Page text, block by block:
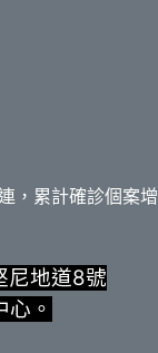
，累計確診個案增
尼地道8號
。